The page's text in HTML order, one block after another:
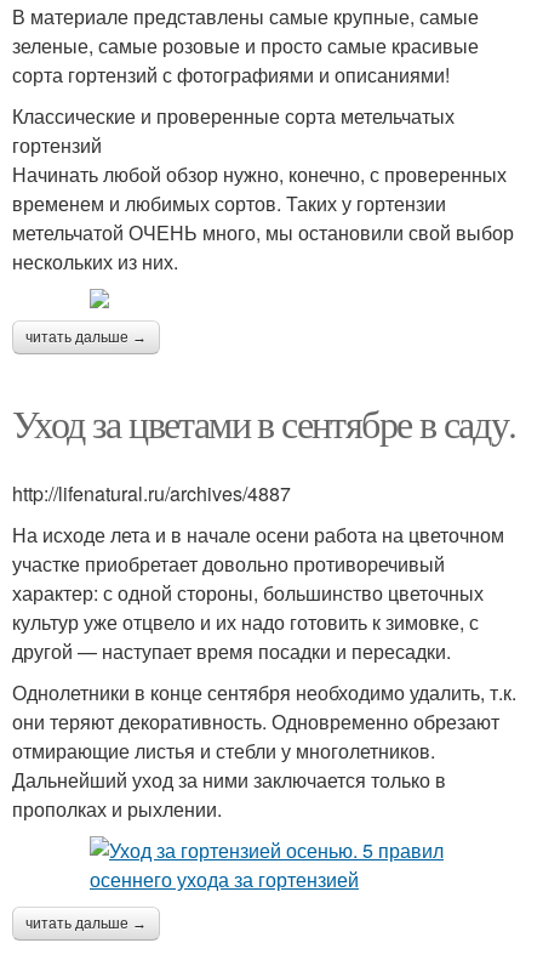
В материале представлены самые крупные, самые
зеленые, самые розовые и просто самые красивые
сорта гортензий с фотографиями и описаниями!
Классические и проверенные сорта метельчатых
гортензий
Начинать любой обзор нужно, конечно, с проверенных
временем и любимых сортов. Таких у гортензии
метельчатой ОЧЕНЬ много, мы остановили свой выбор
нескольких из них.
читать дальше →
Уход за цветами в сентябре в саду.
http://lifenatural.ru/archives/4887
На исходе лета и в начале осени работа на цветочном
участке приобретает довольно противоречивый
характер: с одной стороны, большинство цветочных
культур уже отцвело и их надо готовить к зимовке, с
другой — наступает время посадки и пересадки.
Однолетники в конце сентября необходимо удалить, т.к.
они теряют декоративность. Одновременно обрезают
отмирающие листья и стебли у многолетников.
Дальнейший уход за ними заключается только в
прополках и рыхлении.
читать дальше →